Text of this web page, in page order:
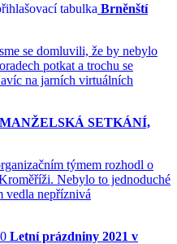
tabulka Brněnští
se domluvili, že by nebylo
potkat a trochu se
na jarních virtuálních
MANŽELSKÁ SETKÁNÍ,
týmem rozhodl o
Nebylo to jednoduché
vedla nepříznivá
Letní prázdniny 2021 v